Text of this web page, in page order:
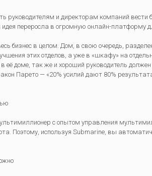
и директорам компаний вести
переросла в огромную онлайн-платформу
бизнес в целом. Дом, в свою очередь,
этих отделов, а уже в «шкафу» на
её доме, так же и хороший руководитель
Парето — «20% усилий дают 80%
с опытом управления
Поэтому, используя Submarine, вы